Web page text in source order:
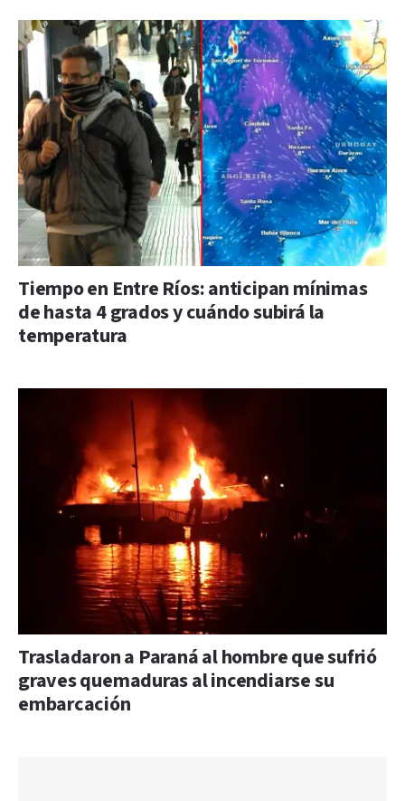
Tiempo en Entre Ríos: anticipan mínimas
de hasta 4 grados y cuándo subirá la
temperatura
Trasladaron a Paraná al hombre que sufrió
graves quemaduras al incendiarse su
embarcación